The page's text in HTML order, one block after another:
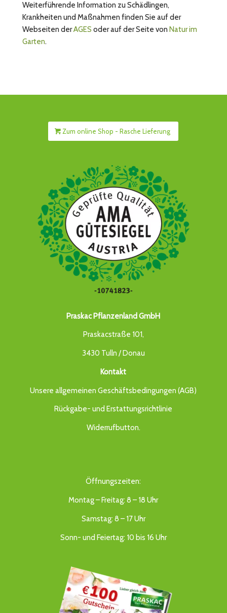
Weiterführende Information zu Schädlingen,
Krankheiten und Maßnahmen finden Sie auf der
Webseiten derAGES oder auf der Seite von Natur im
Garten.
Zum online Shop - Rasche Lieferung
Praskac Pflanzenland GmbH
Praskacstraße 101,
3430 Tulln / Donau
Kontakt
Unsere allgemeinen Geschäftsbedingungen (AGB)
Rückgabe- und Erstattungsrichtlinie
Widerrufbutton.
Öffnungszeiten:
Montag – Freitag: 8 – 18 Uhr
Samstag: 8 – 17 Uhr
Sonn- und Feiertag: 10 bis 16 Uhr